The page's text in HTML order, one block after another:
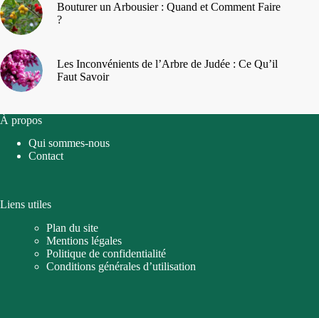
Bouturer un Arbousier : Quand et Comment Faire
?
Les Inconvénients de l’Arbre de Judée : Ce Qu’il
Faut Savoir
À propos
Qui sommes-nous
Contact
Liens utiles
Plan du site
Mentions légales
Politique de confidentialité
Conditions générales d’utilisation